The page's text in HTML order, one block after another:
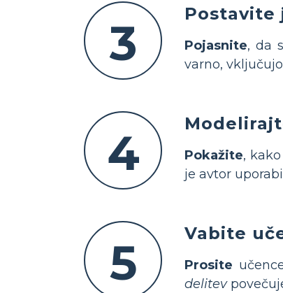
3
Postavite
Pojasnite, da
varno,
4 Pokažite,
je avtor
5
Vabite
Prosite
delitev